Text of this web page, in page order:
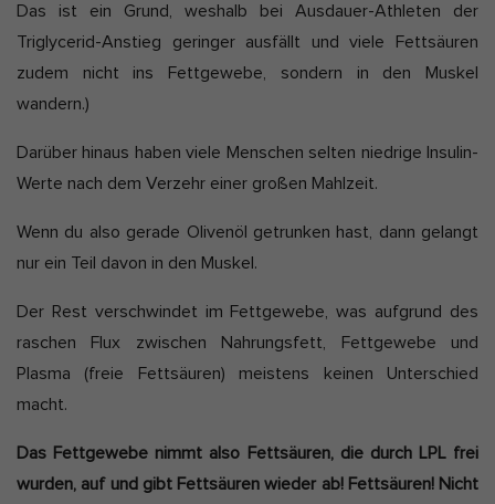
Das ist ein Grund, weshalb bei Ausdauer-Athleten der
Triglycerid-Anstieg geringer ausfällt und viele Fettsäuren
zudem nicht ins Fettgewebe, sondern in den Muskel
wandern.)
Darüber hinaus haben viele Menschen selten niedrige Insulin-
Werte nach dem Verzehr einer großen Mahlzeit.
Wenn du also gerade Olivenöl getrunken hast, dann gelangt
nur ein Teil davon in den Muskel.
Der Rest verschwindet im Fettgewebe, was aufgrund des
raschen Flux zwischen Nahrungsfett, Fettgewebe und
Plasma (freie Fettsäuren) meistens keinen Unterschied
macht.
Das Fettgewebe nimmt also Fettsäuren, die durch LPL frei
wurden, auf und gibt Fettsäuren wieder ab! Fettsäuren! Nicht